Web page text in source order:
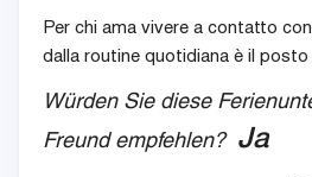
Per chi ama vivere a contatto
dalla routine quotidiana è il posto
Würden Sie diese
Freund empfehlen? Ja